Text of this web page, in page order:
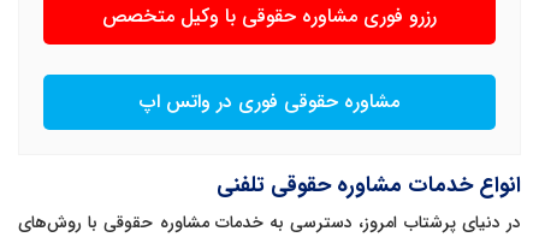
رزرو فوری مشاوره حقوقی با وکیل متخصص
مشاوره حقوقی فوری در واتس اپ
انواع خدمات مشاوره حقوقی تلفنی
در دنیای پرشتاب امروز، دسترسی به خدمات مشاوره حقوقی با روش‌های